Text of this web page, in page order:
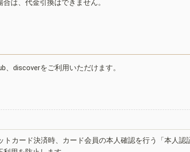
は、代金引換はできません。
、discoverをご利用いただけます。
カード決済時、カード会員の本人確認を行う「本人